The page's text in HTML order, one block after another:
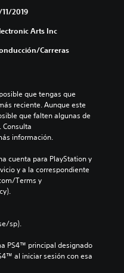
2019
Arts Inc
Carreras
que tengas que
reciente. Aunque este
que falten algunas de
Consulta
información.
cuenta para PlayStation y
y a la correspondiente
Terms y
sp).
PS4™ principal designado
al iniciar sesión con esa